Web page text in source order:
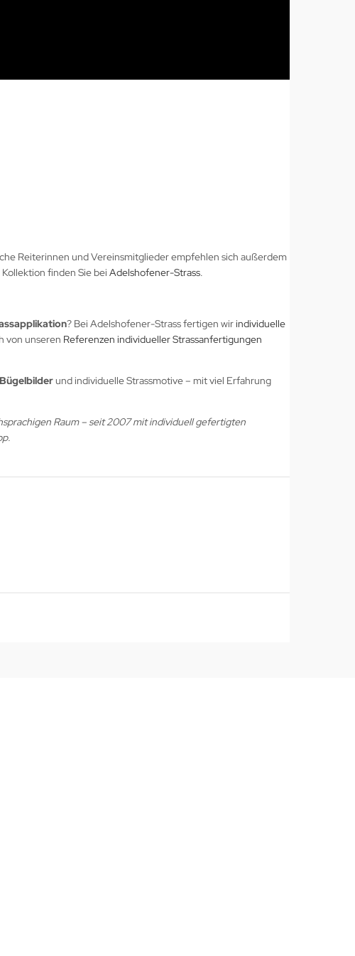
Reiterinnen und Vereinsmitglieder empfehlen sich außerdem
finden Sie bei Adelshofener-Strass.
? Bei Adelshofener-Strass fertigen wirindividuelle
von unseren Referenzen individueller Strassanfertigungen
und individuelle Strassmotive – mit viel Erfahrung
Raum – seit 2007 mit individuell gefertigten